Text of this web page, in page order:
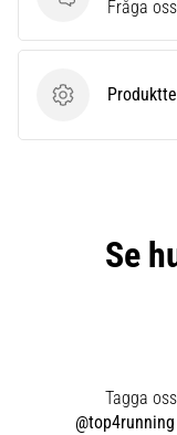
Frågor Fråga
Produktteknik
Se
Tagga